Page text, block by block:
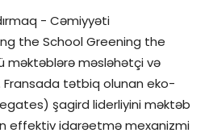
- Cəmiyyəti
the School Greening the
məsləhətçi və
tətbiq olunan eko-
şagird liderliyini məktəb
effektiv idarəetmə mexanizmi